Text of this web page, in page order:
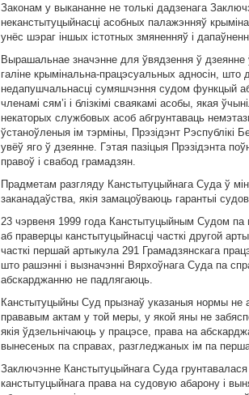
Законам у выкананне не толькi дадзенага
неканстытуцыйнасцi асобных палажэнняў
унёс шэраг iншых iстотных змяненняў i
Вырашальнае значэнне для ўвядзення ў
галiне крымiнальна-працэсуальных адносiн, што
недапушчальнасцi сумяшчэння судом функцый
членамi сям’i i блiзкiмi сваякамi асобы, якая
некаторых службовых асоб абгрунтаваць
ўстаноўленыя iм тэрмiны, Прэзiдэнт Рэспублiкi
увёў яго ў дзеянне. Гэтая пазiцыя Прэзiдэнта
правоў i свабод грамадзян.
Прадметам разгляду Канстытуцыйнага Суда ў
заканадаўства, якiя замацоўваюць гарантыi
23 чэрвеня 1999 года Канстытуцыйным Судом
аб праверцы канстытуцыйнасцi часткi другой
часткi першай артыкула 291 Грамадзянскага
што рашэннi i вызначэннi Вярхоўнага Суда па
абскарджанню не падлягаюць.
Канстытуцыйны Суд прызнаў указаныя нормы
прававым актам у той меры, у якой яны не
якiя ўдзельнiчаюць у працэсе, права на
вынесеных па справах, разгледжаных iм па
Заключэнне Канстытуцыйнага Суда
канстытуцыйнага права на судовую абарону i